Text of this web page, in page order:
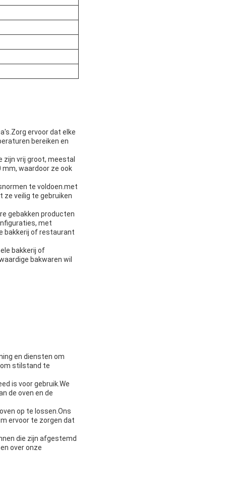
ervoor dat elke
bereiken en
zijn vrij groot, meestal
waardoor ze ook
te voldoen.met
veilig te gebruiken
gebakken producten
met
bakkerij of restaurant
bakkerij of
bakwaren wil
en diensten om
stilstand te
is voor gebruik.We
de oven en de
op te lossen.Ons
ervoor te zorgen dat
die zijn afgestemd
over onze